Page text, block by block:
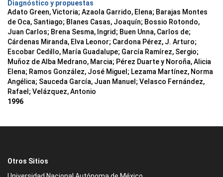
Diagnóstico y propuestas
Adato Green, Victoria; Azaola Garrido, Elena; Barajas Montes
de Oca, Santiago; Blanes Casas, Joaquín; Bossio Rotondo,
Juan Carlos; Brena Sesma, Ingrid; Buen Unna, Carlos de;
Cárdenas Miranda, Elva Leonor; Cardona Pérez, J. Arturo;
Escobar Cedillo, María Guadalupe; García Ramírez, Sergio;
Muñoz de Alba Medrano, Marcia; Pérez Duarte y Noroña, Alicia
Elena; Ramos González, José Miguel; Lezama Martínez, Norma
Angélica; Sauceda García, Juan Manuel; Velasco Fernández,
Rafael; Velázquez, Antonio
1996
Otros Sitios